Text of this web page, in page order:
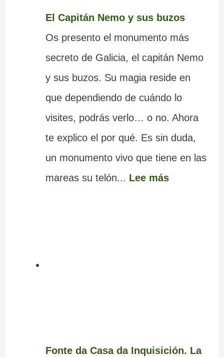
El Capitán Nemo y sus buzos
Os presento el monumento más
secreto de Galicia, el capitán Nemo
y sus buzos. Su magia reside en
que dependiendo de cuándo lo
visites, podrás verlo… o no. Ahora
te explico el por qué. Es sin duda,
un monumento vivo que tiene en las
mareas su telón... Lee más
Fonte da Casa da Inquisición. La